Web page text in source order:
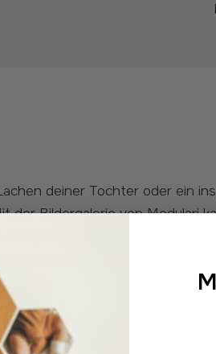
Bildergalerie von Modulari
musst. Du kannst die
jederzeit wieder ändern oder